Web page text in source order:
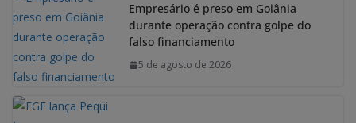
Empresário é preso em Goiânia
durante operação contra golpe do
falso financiamento
5 de agosto de 2026